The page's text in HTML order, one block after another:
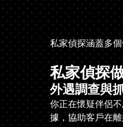
私家偵探涵蓋多
私家偵探
外遇調查與
你正在懷疑伴侶
據，協助客戶在